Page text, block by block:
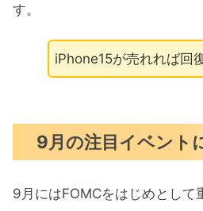
す。
iPhone15が売れれば回
9月の注目イベント
9月にはFOMCをはじめとして